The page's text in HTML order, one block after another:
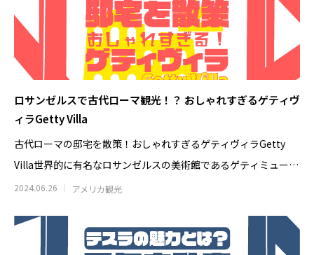
ロサンゼルスで古代ローマ観光！？ おしゃれすぎるゲティヴ
ィラGetty Villa
古代ローマの邸宅を散策！おしゃれすぎるゲティヴィラGetty
Villa世界的に有名なロサンゼルスの美術館であるゲティミュージ
アム！
2024.06.26 アメリカ観光